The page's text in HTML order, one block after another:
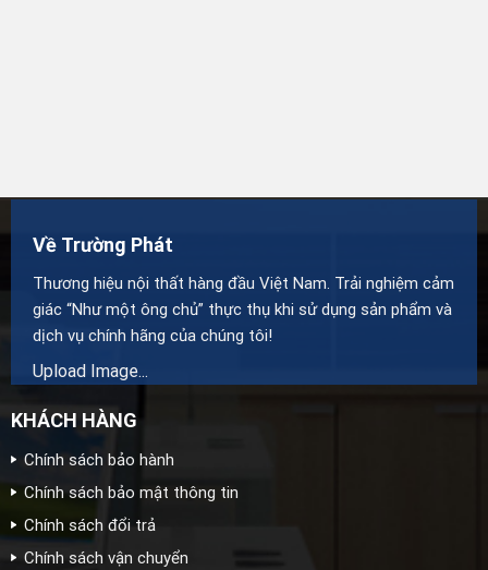
Về Trường Phát
Thương hiệu nội thất hàng đầu Việt Nam. Trải nghiệm cảm
giác “Như một ông chủ” thực thụ khi sử dụng sản phẩm và
dịch vụ chính hãng của chúng tôi!
Upload Image...
KHÁCH HÀNG
Chính sách bảo hành
Chính sách bảo mật thông tin
Chính sách đổi trả
Chính sách vận chuyển